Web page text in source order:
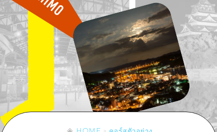
ศิลปะ
งานอีเว้นท์ / เทศกาล
อาหารรสเลิศ / สุรา
การปั่นจักรยาน
ช้อปปิ้ง
กีฬา
คู่มือ Dive! Hiroshima
ฮิโรชิม่า โมชิ โมชิ ทราเวล
บริเวณรอบเมืองฮิโรชิม่า
อากิ
บิงโก
เกโฮค
รายการ
บริเวณรอบเมืองฮิโรชิม่า
อากิ
บิงโก
บิโฮคุ
อีเว้นท์
ข้อมูลตามฤดูกาล
ข้อมูลที่เป็นประโยชน์
รายการ
HOME